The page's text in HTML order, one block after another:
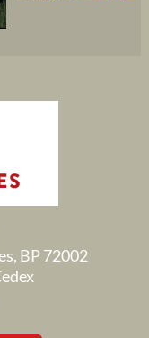
BP 72002